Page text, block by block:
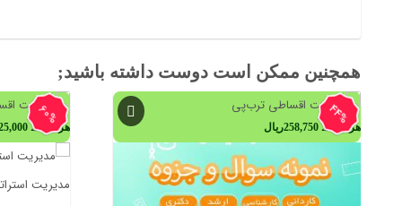
همچنین ممکن است دوست داشته باشید;
هر قسط258,750ریال 44% هر قسط
60%